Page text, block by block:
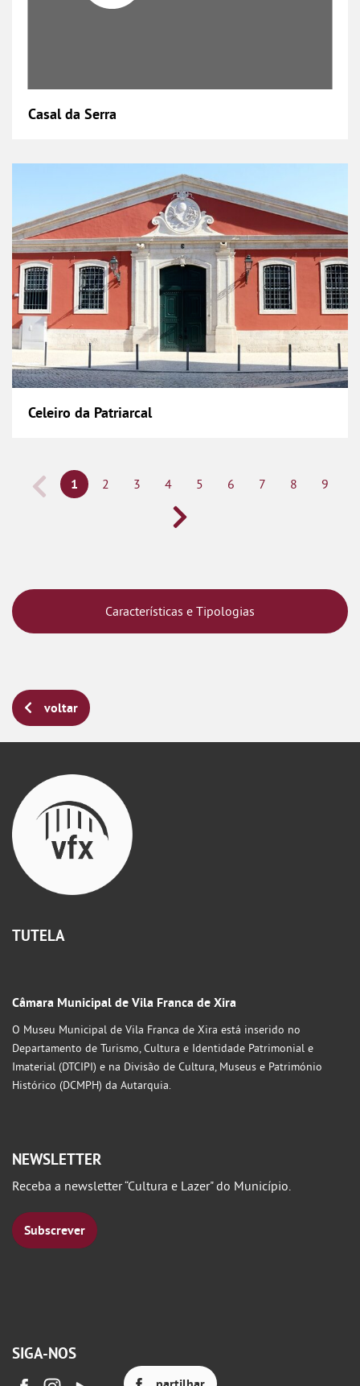
Casal da Serra
Celeiro da Patriarcal
Celeiro da Patriarcal
1 2 3 4 5 6 7 8 9
Características e Tipologias
voltar
TUTELA
Câmara Municipal de Vila Franca de Xira
O Museu Municipal de Vila Franca de Xira está inserido no
Departamento de Turismo, Cultura e Identidade Patrimonial e
Imaterial (DTCIPI) e na Divisão de Cultura, Museus e Património
Histórico (DCMPH) da Autarquia.
NEWSLETTER
Receba a newsletter “Cultura e Lazer" do Município.
Subscrever
SIGA-NOS